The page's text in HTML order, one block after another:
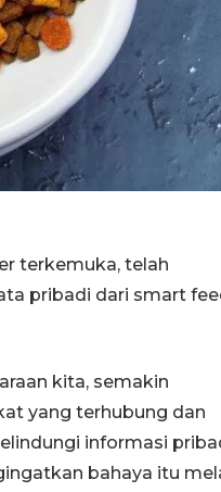
terkemuka, telah
pribadi dari smart
kita, semakin
yang terhubung dan
informasi
bahaya itu